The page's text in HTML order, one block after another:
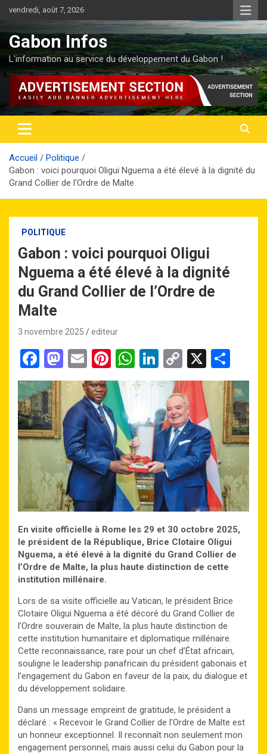
contenu
vendredi, août 7, 2026
Gabon Infos
L'information au service du développement du Gabon !
Accueil
Politique
Gabon : voici pourquoi Oligui Nguema a été élevé à la dignité du
Grand Collier de l’Ordre de Malte
POLITIQUE
Gabon : voici pourquoi Oligui
Nguema a été élevé à la dignité
du Grand Collier de l’Ordre de
Malte
3 novembre 2025 editeur
F
a
ce
b
o
k
M
a
st
o
d
o
n
E
m
ail
Pi
nt
er
es
t
W
h
at
s
A
p
p
Li
n
ke
dI
n
C
o
py
Li
n
k
X
ar
ta
g
er
En visite officielle à Rome les 29 et 30 octobre 2025,
le président de la République, Brice Clotaire Oligui
Nguema, a été élevé à la dignité du Grand Collier de
l’Ordre de Malte, la plus haute distinction de cette
institution millénaire.
Lors de sa visite officielle au Vatican, le président Brice
Clotaire Oligui Nguema a été décoré du Grand Collier de
l’Ordre souverain de Malte, la plus haute distinction de
cette institution humanitaire et diplomatique millénaire.
Cette reconnaissance, rare pour un chef d’État africain,
souligne le leadership panafricain du président gabonais et
l’engagement du Gabon en faveur de la paix, du dialogue et
du développement solidaire.
Dans un message empreint de gratitude, le président a
déclaré : « Recevoir le Grand Collier de l’Ordre de Malte est
un honneur exceptionnel. Il reconnaît non seulement mon
engagement personnel, mais aussi celui du Gabon pour la